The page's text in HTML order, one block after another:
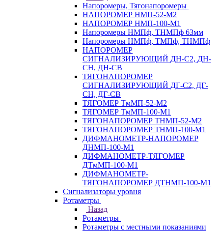
Напоромеры, Тягонапоромеры
НАПОРОМЕР НМП-52-М2
НАПОРОМЕР НМП-100-М1
Напоромеры НМПф, ТНМПф 63мм
Напоромеры НМПф, ТМПф, ТНМПф
НАПОРОМЕР
СИГНАЛИЗИРУЮЩИЙ ДН-С2, ДН-
СН, ДН-СВ
ТЯГОНАПОРОМЕР
СИГНАЛИЗИРУЮЩИЙ ДГ-С2, ДГ-
СН, ДГ-СВ
ТЯГОМЕР ТмМП-52-М2
ТЯГОМЕР ТмМП-100-М1
ТЯГОНАПОРОМЕР ТНМП-52-М2
ТЯГОНАПОРОМЕР ТНМП-100-М1
ДИФМАНОМЕТР-НАПОРОМЕР
ДНМП-100-М1
ДИФМАНОМЕТР-ТЯГОМЕР
ДТмМП-100-М1
ДИФМАНОМЕТР-
ТЯГОНАПОРОМЕР ДТНМП-100-М1
Сигнализаторы уровня
Ротаметры
Назад
Ротаметры
Ротаметры с местными показаниями